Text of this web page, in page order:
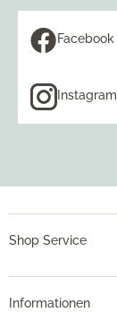
Facebook
Instagram
Shop Service
Informationen